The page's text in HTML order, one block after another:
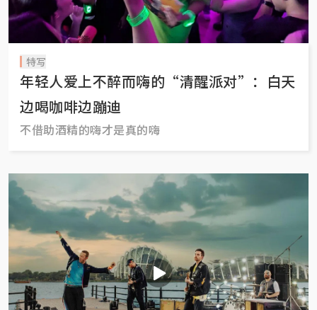
特写
年轻人爱上不醉而嗨的“清醒派对”：白天
边喝咖啡边蹦迪
不借助酒精的嗨才是真的嗨